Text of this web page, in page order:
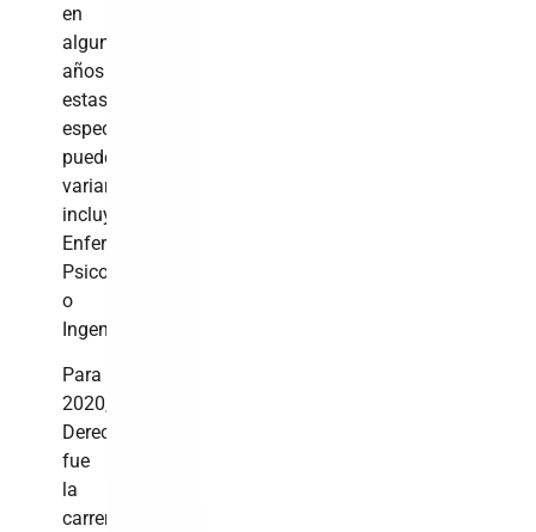
en
algunos
años
estas
especialidades
pueden
variar,
incluyendo
Enfermería,
Psicología
o
Ingeniería.
Para
2020,
Derecho
fue
la
carrera